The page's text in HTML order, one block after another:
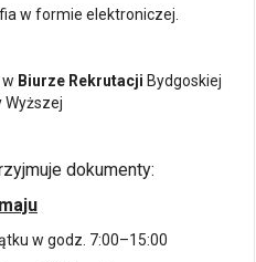
w formie elektroniczej.
Biurze Rekrutacji Bydgoskiej
Wyższej
dokumenty:
w godz. 7:00–15:00